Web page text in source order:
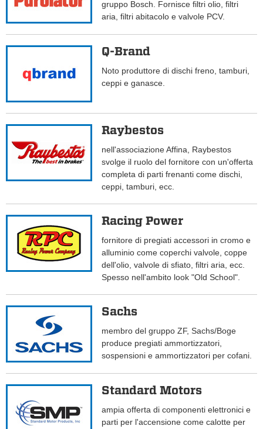
gruppo Bosch. Fornisce filtri olio, filtri
aria, filtri abitacolo e valvole PCV.
Q-Brand
Noto produttore di dischi freno, tamburi,
ceppi e ganasce.
Raybestos
nell'associazione Affina, Raybestos
svolge il ruolo del fornitore con un'offerta
completa di parti frenanti come dischi,
ceppi, tamburi, ecc.
Racing Power
fornitore di pregiati accessori in cromo e
alluminio come coperchi valvole, coppe
dell'olio, valvole di sfiato, filtri aria, ecc.
Spesso nell'ambito look "Old School".
Sachs
membro del gruppo ZF, Sachs/Boge
produce pregiati ammortizzatori,
sospensioni e ammortizzatori per cofani.
Standard Motors
ampia offerta di componenti elettronici e
parti per l'accensione come calotte per